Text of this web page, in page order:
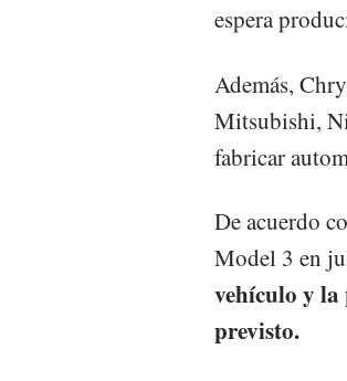
espera
Además,
Mitsubishi,
fabricar
De acuerdo
Model 3 en
vehículo y la
previsto.